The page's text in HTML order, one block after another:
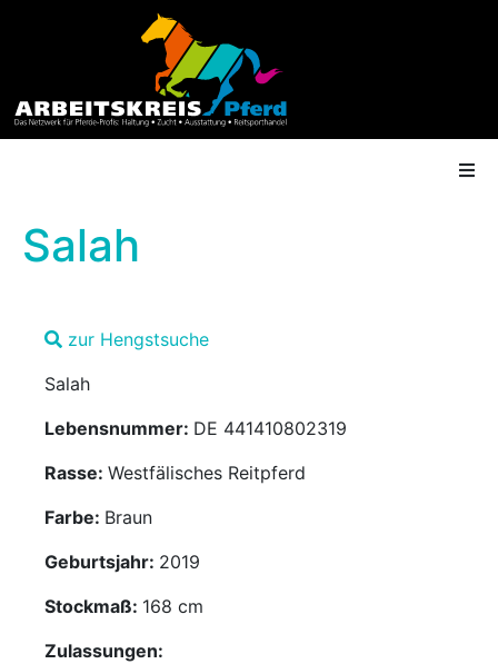
Termine
Gütesiegel
Mediathek
Partner
Salah
zur Hengstsuche
Salah
Lebensnummer: DE 441410802319
Rasse: Westfälisches Reitpferd
Farbe: Braun
Geburtsjahr: 2019
Stockmaß: 168 cm
Zulassungen: